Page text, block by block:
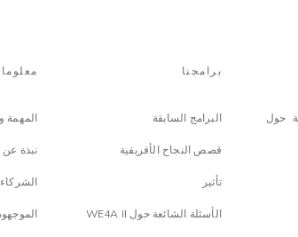
المهمة
نبذة
الشركاء
برامجنا
البرامج السابقة
قصص النجاح الأفريقية
تأثير
الأسئلة الشائعة حول WE4A II
حول